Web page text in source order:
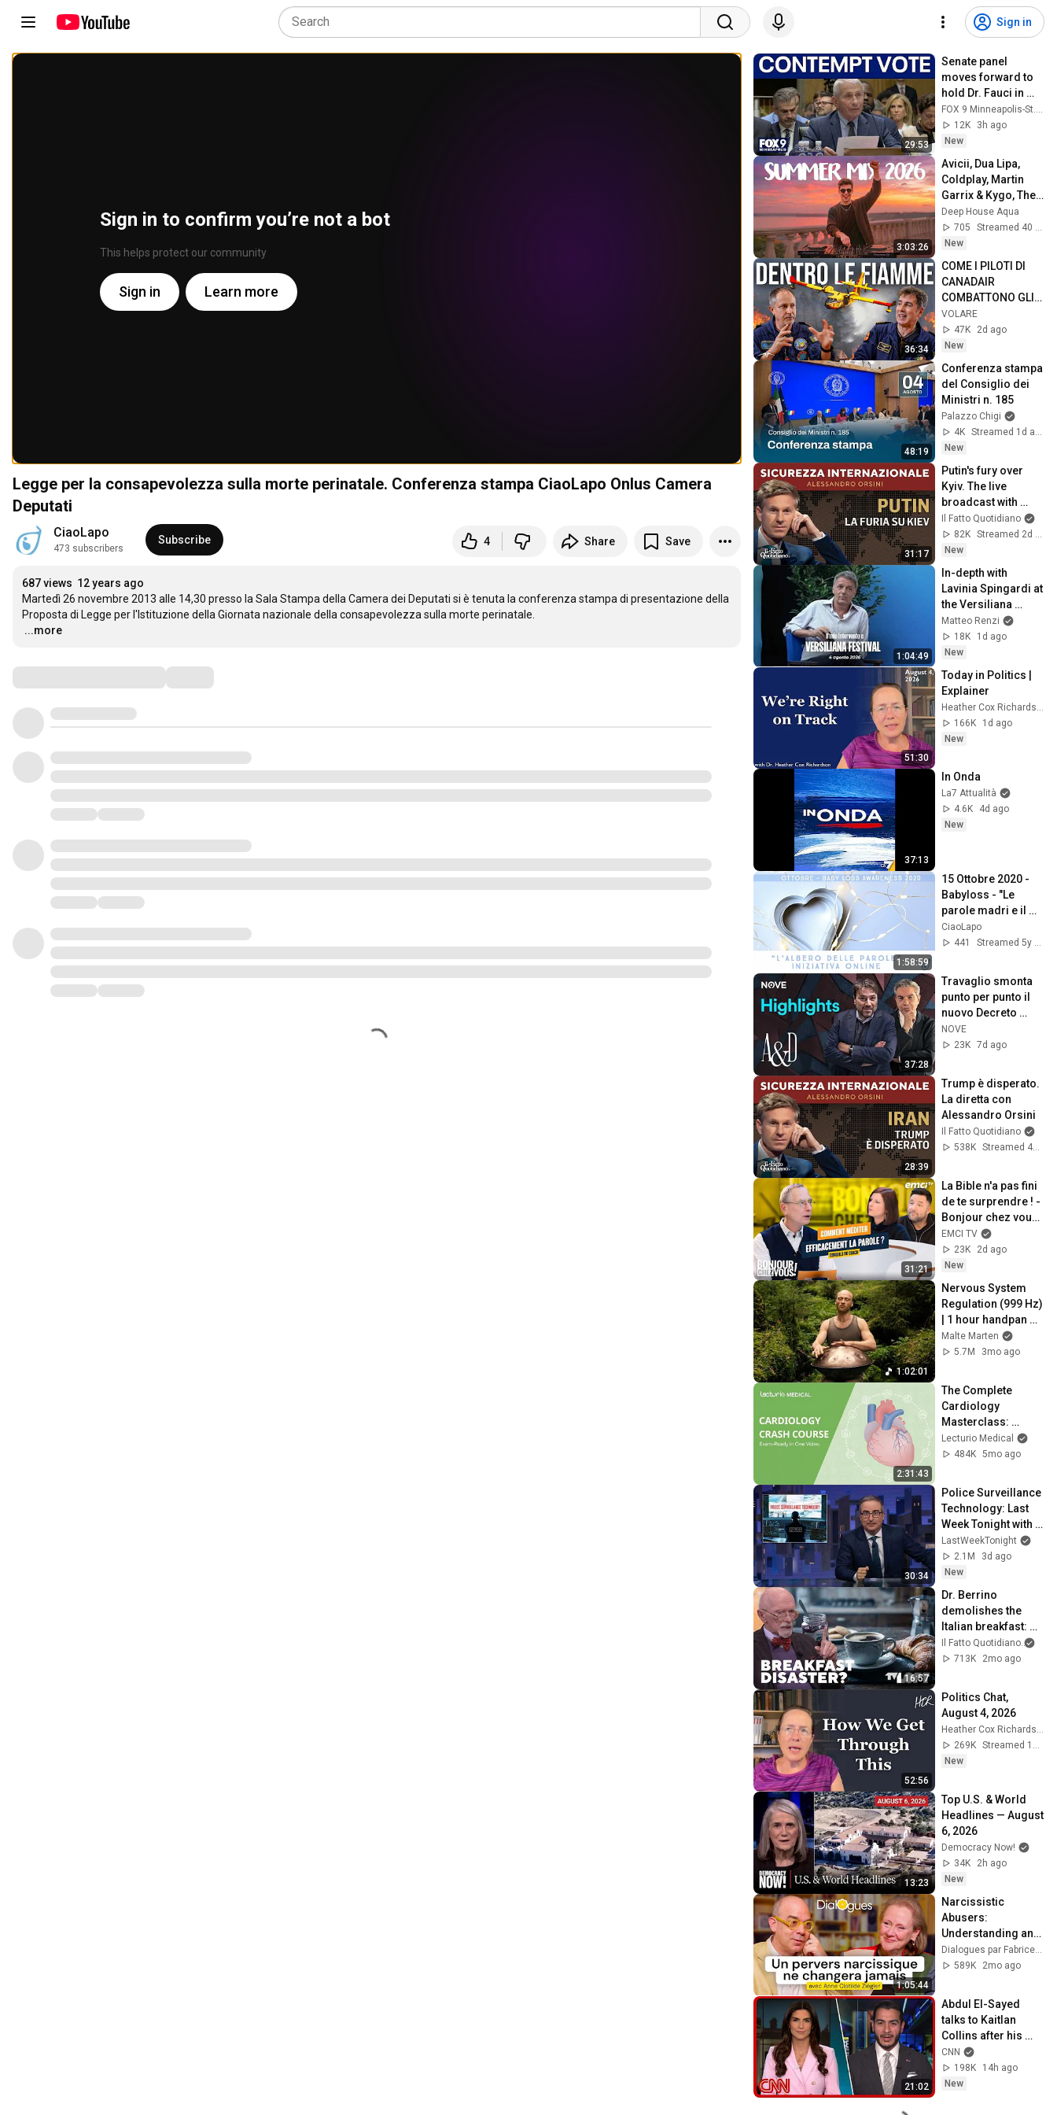
Sign in
Sign in to confirm you’re not a bot
This helps protect our community
Sign in Learn more
Legge per la consapevolezza sulla morte perinatale. Conferenza stampa CiaoLapo Onlus Camera
Deputati
CiaoLapo
473 subscribers
Subscribe 4 Share Save
687 views 12 years ago
Martedì 26 novembre 2013 alle 14,30 presso la Sala Stampa della Camera dei Deputati si è tenuta la conferenza stampa di presentazione della
…
...more
29:53
Senate panel
moves forward to
hold Dr. Fauci in
contempt
FOX 9 Minneapolis-St. Paul
12K
3h ago
New
3:03:26
Avicii, Dua Lipa,
Coldplay, Martin
Garrix & Kygo, The
Chainsmokers
Style - SUMMER
DEEP HOUSE Mix
Deep House Aqua
705
Streamed 40 min ago
New
36:34
COME I PILOTI DI
CANADAIR
COMBATTONO GLI
INCENDI!
VOLARE
47K
2d ago
New
48:19
Conferenza stampa
del Consiglio dei
Ministri n. 185
Palazzo Chigi
4K
New
31:17
Putin's fury over
Kyiv. The live
broadcast with
Alessandro Orsini
Il Fatto Quotidiano
82K
New
1:04:49
In-depth with
Lavinia Spingardi at
the Versiliana
Festival
Matteo Renzi
18K
1d ago
New
51:30
Today in Politics |
Explainer
166K
1d ago
New
37:13
In Onda
La7 Attualità
4.6K
4d ago
New
1:58:59
15 Ottobre 2020 -
Babyloss - "Le
parole madri e il
lutto perinatale"
CiaoLapo
441
Streamed 5y ago
37:28
Travaglio smonta
punto per punto il
nuovo Decreto
Sicurezza | Accordi
e Disaccordi
NOVE
23K 7d ago
28:39
Trump è disperato.
La diretta con
Alessandro Orsini
Il Fatto Quotidiano
538K
Streamed 4mo ago
31:21
La Bible n'a pas fini
de te surprendre ! -
Bonjour chez vous !
- Philippe Bak
EMCI TV
23K
2d ago
New
1:02:01
Nervous System
Regulation (999 Hz)
| 1 hour handpan
music | Malte
Marten
Malte Marten
5.7M
3mo ago
2:31:43
The Complete
Cardiology
Masterclass:
Exam-Ready in One
Video
Lecturio Medical
484K 5mo ago
30:34
Police Surveillance
Technology: Last
Week Tonight with
John Oliver (HBO)
LastWeekTonight
2.1M
3d ago
New
16:57
Dr. Berrino
demolishes the
Italian breakfast:
“It’s ruining your
health”
Il Fatto Quotidiano
713K
2mo ago
52:56
Politics Chat,
August 4, 2026
269K
New
13:23
Top U.S. & World
Headlines — August
6, 2026
Democracy Now!
34K
2h ago
New
1:05:44
Narcissistic
Abusers:
Understanding and
Protecting Yourself
- A Dialogue with
589K
2mo ago
21:02
Abdul El-Sayed
talks to Kaitlan
Collins after his
Michigan primary
win
CNN
198K
14h ago
New